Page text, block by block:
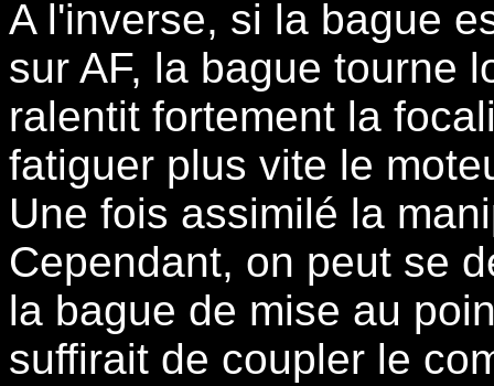
A l'inverse, si la bague
sur AF, la bague tourne
ralentit fortement la
fatiguer plus vite le
Une fois assimilé la
Cependant, on peut se
la bague de mise au
suffirait de coupler le